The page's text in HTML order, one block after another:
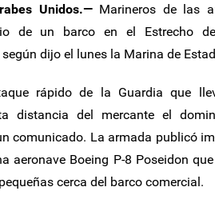
Unidos.—Marineros de las
de un barco en el Estrecho de
dijo el lunes la Marina de
rápido de la Guardia que
distancia del mercante el
comunicado. La armada publicó
aeronave Boeing P-8 Poseidon
cerca del barco comercial.